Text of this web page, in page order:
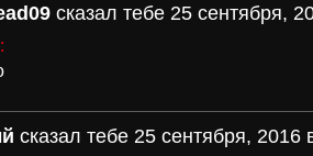
сказал тебе 25 сентября,
сказал тебе 25 сентября, 2016